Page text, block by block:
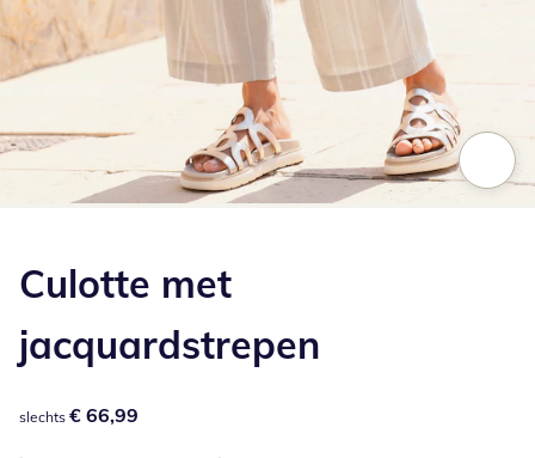
Culotte met
jacquardstrepen
€ 66,99
slechts € 66,99